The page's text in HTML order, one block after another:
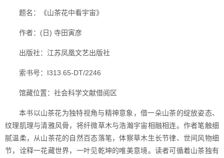
题名：《山茶花中看宇宙》
作者：(日) 寺田寅彦
出版社：江苏凤凰文艺出版社
索书号：I313.65-DT/2246
馆藏位置：社会科学文献借阅区
本书以山茶花为独特视角与精神意象，借一朵山茶的绽放姿态、
纹理肌理与清雅风骨，将纤微草木与浩瀚宇宙相融相连。作者笔触细
腻温柔，从山茶花的自然百态落笔，体察草木生长节律、世间风物细
节，诠释一花藏世界，一叶见乾坤的唯美意境。读者可循着山茶独有